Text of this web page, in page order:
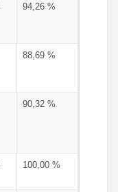
94,26 %
88,69 %
90,32 %
100,00 %